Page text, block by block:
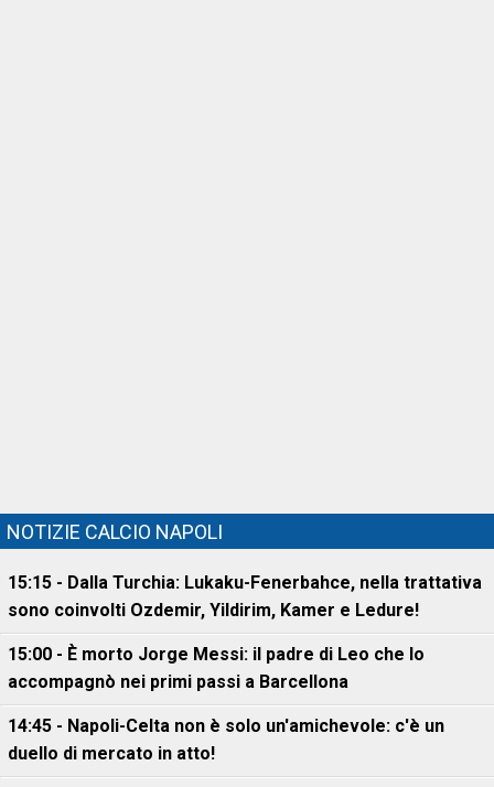
NOTIZIE CALCIO NAPOLI
15:15 - Dalla Turchia: Lukaku-Fenerbahce, nella trattativa
sono coinvolti Ozdemir, Yildirim, Kamer e Ledure!
15:00 - È morto Jorge Messi: il padre di Leo che lo
accompagnò nei primi passi a Barcellona
14:45 - Napoli-Celta non è solo un'amichevole: c'è un
duello di mercato in atto!